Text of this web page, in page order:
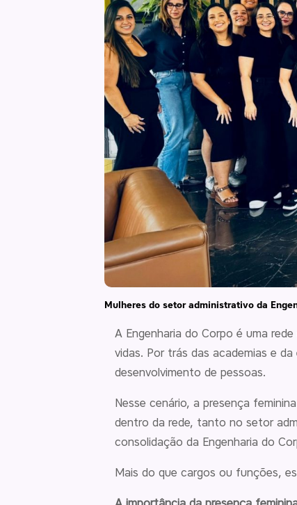
Mulheres do setor administrativo da
A Engenharia do Corpo é uma
vidas. Por trás das academias e
desenvolvimento de pessoas.
Nesse cenário, a presença
dentro da rede, tanto no setor
consolidação da Engenharia do
Mais do que cargos ou funções,